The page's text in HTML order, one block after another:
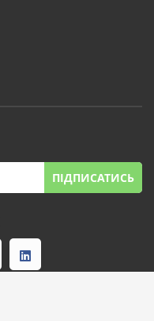
ПІДПИСАТИСЬ